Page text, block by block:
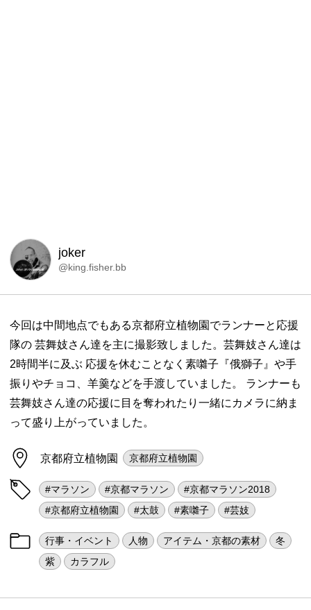
joker
@king.fisher.bb
今回は中間地点でもある京都府立植物園でランナーと応援
隊の 芸舞妓さん達を主に撮影致しました。芸舞妓さん達は
2時間半に及ぶ 応援を休むことなく素囃子『俄獅子』や手
振りやチョコ、羊羹などを手渡していました。 ランナーも
芸舞妓さん達の応援に目を奪われたり一緒にカメラに納ま
って盛り上がっていました。
京都府立植物園 京都府立植物園
#マラソン #京都マラソン
#京都マラソン2018
#京都府立植物園
#太鼓 #素囃子 #芸妓
行事・イベント 人物 アイテム・京都の素材
冬
紫
カラフル